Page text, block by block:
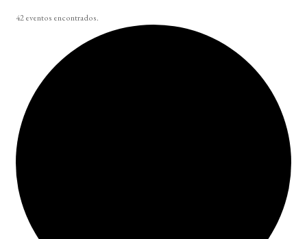
42 eventos encontrados.